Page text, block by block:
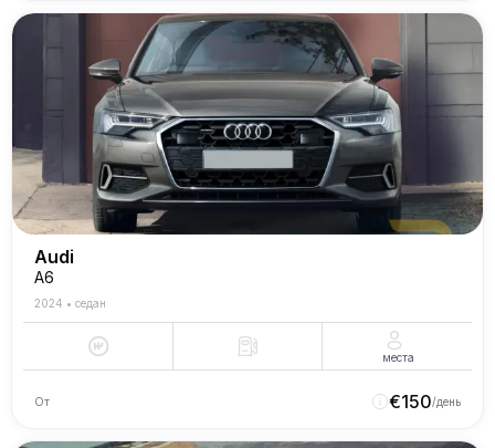
Audi
A6
2024 • седан
места
От €150/день